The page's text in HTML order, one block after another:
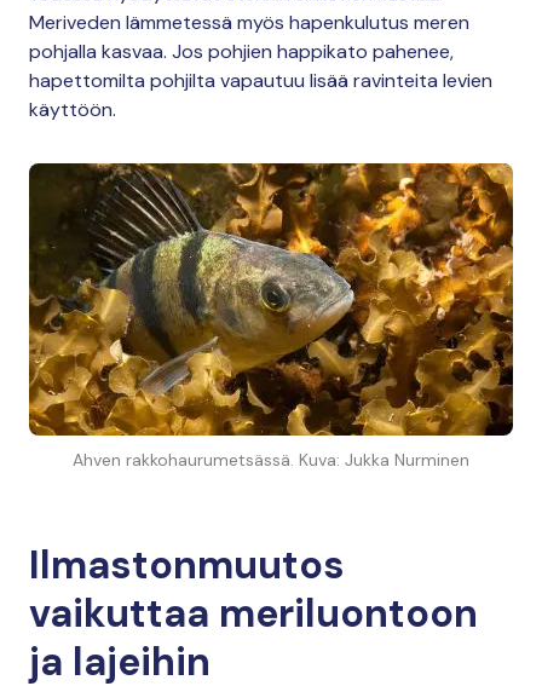
Meriveden lämmetessä myös hapenkulutus meren
pohjalla kasvaa. Jos pohjien happikato pahenee,
hapettomilta pohjilta vapautuu lisää ravinteita levien
käyttöön.
Ahven rakkohaurumetsässä. Kuva: Jukka Nurminen
Ilmastonmuutos
vaikuttaa meriluontoon
ja lajeihin